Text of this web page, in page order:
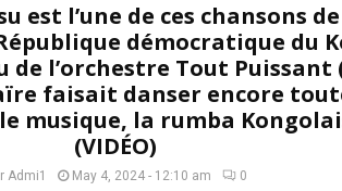
est l’une de ces chansons
démocratique du
de l’orchestre Tout Puissant
faisait danser encore
musique, la rumba
(VIDÉO)
Admi1 May 4, 2024 - 12:10 am 0